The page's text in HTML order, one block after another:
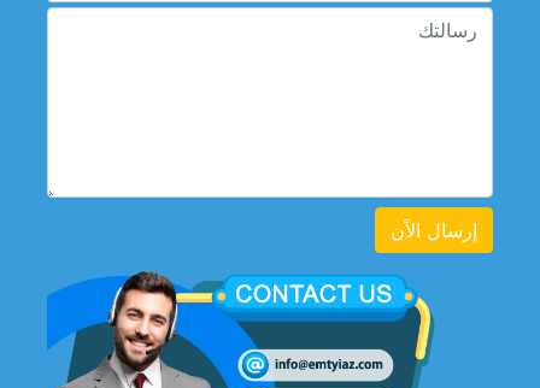
إرسال الاًن